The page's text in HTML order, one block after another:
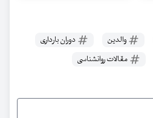
والدین
دوران بارداری
مقالات روانشناسی